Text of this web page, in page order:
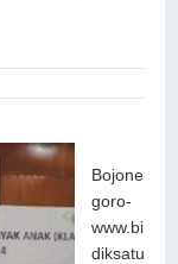
Bojone
goro-
www.bi
diksatu